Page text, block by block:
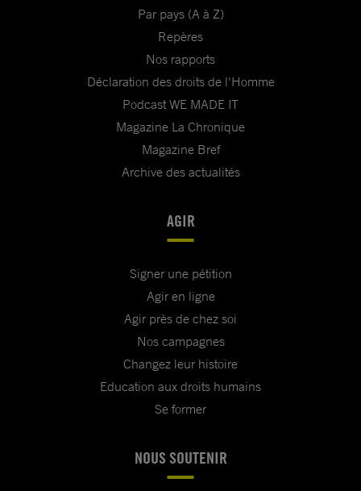
Par pays (A à Z)
Repères
Nos rapports
Déclaration des droits de l'Homme
Podcast WE MADE IT
Magazine La Chronique
Magazine Bref
Archive des actualités
AGIR
Signer une pétition
Agir en ligne
Agir près de chez soi
Nos campagnes
Changez leur histoire
Education aux droits humains
Se former
NOUS SOUTENIR